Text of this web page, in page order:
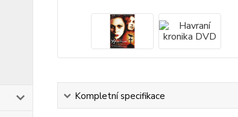
Kompletní specifikace